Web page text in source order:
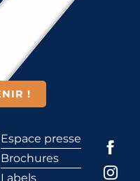
!
Espace presse
Brochures
Labels